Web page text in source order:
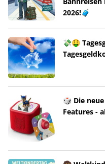
2026!🧳
💸🤑
🎲 Die
Features -